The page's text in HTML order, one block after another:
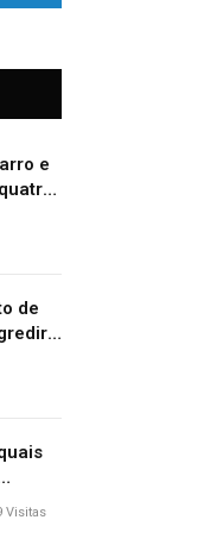
e
uma
de
no
Visitas